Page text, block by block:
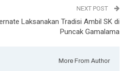
NEXT POST
Laksanakan Tradisi Ambil SK di
Puncak Gamalama
More From Author